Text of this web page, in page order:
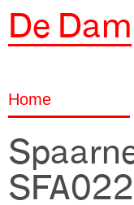
De Dam
Home